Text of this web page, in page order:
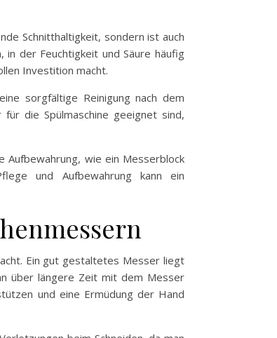
Schnitthaltigkeit, sondern ist auch
der Feuchtigkeit und Säure häufig
Investition macht.
sorgfältige Reinigung nach dem
die Spülmaschine geeignet sind,
Aufbewahrung, wie ein Messerblock
und Aufbewahrung kann ein
Ein gut gestaltetes Messer liegt
über längere Zeit mit dem Messer
und eine Ermüdung der Hand